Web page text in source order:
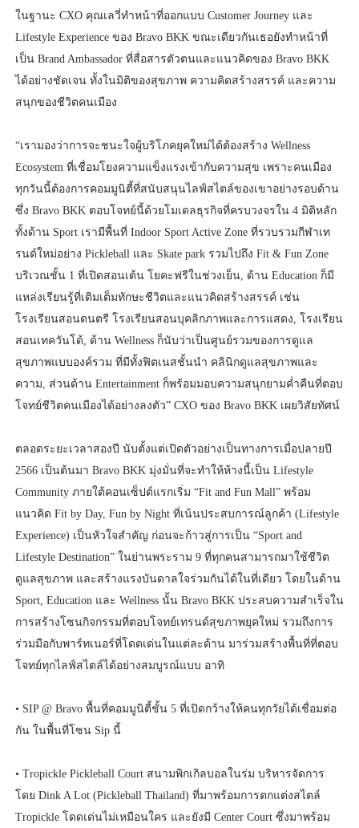
ในฐานะ CXO คุณเลวี่ทำหน้าที่ออกแบบ Customer Journey และ
Lifestyle Experience ของ Bravo BKK ขณะเดียวกันเธอยังทำหน้าที่
เป็น Brand Ambassador ที่สื่อสารตัวตนและแนวคิดของ Bravo BKK
ได้อย่างชัดเจน ทั้งในมิติของสุขภาพ ความคิดสร้างสรรค์ และความ
สนุกของชีวิตคนเมือง
“เรามองว่าการจะชนะใจผู้บริโภคยุคใหม่ได้ต้องสร้าง Wellness
Ecosystem ที่เชื่อมโยงความแข็งแรงเข้ากับความสุข เพราะคนเมือง
ทุกวันนี้ต้องการคอมมูนิตี้ที่สนับสนุนไลฟ์สไตล์ของเขาอย่างรอบด้าน
ซึ่ง Bravo BKK ตอบโจทย์นี้ด้วยโมเดลธุรกิจที่ครบวงจรใน 4 มิติหลัก
ทั้งด้าน Sport เรามีพื้นที่ Indoor Sport Active Zone ที่รวบรวมกีฬาเท
รนด์ใหม่อย่าง Pickleball และ Skate park รวมไปถึง Fit & Fun Zone
บริเวณชั้น 1 ที่เปิดสอนเต้น โยคะฟรีในช่วงเย็น, ด้าน Education ก็มี
แหล่งเรียนรู้ที่เติมเต็มทักษะชีวิตและแนวคิดสร้างสรรค์ เช่น
โรงเรียนสอนดนตรี โรงเรียนสอนบุคลิกภาพและการแสดง, โรงเรียน
สอนเทควันโด้, ด้าน Wellness ก็นับว่าเป็นศูนย์รวมของการดูแล
สุขภาพแบบองค์รวม ที่มีทั้งฟิตเนสชั้นนำ คลินิกดูแลสุขภาพและ
ความ, ส่วนด้าน Entertainment ก็พร้อมมอบความสนุกยามค่ำคืนที่ตอบ
โจทย์ชีวิตคนเมืองได้อย่างลงตัว” CXO ของ Bravo BKK เผยวิสัยทัศน์
ตลอดระยะเวลาสองปี นับตั้งแต่เปิดตัวอย่างเป็นทางการเมื่อปลายปี
2566 เป็นต้นมา Bravo BKK มุ่งมั่นที่จะทำให้ห้างนี้เป็น Lifestyle
Community ภายใต้คอนเซ็ปต์แรกเริ่ม “Fit and Fun Mall” พร้อม
แนวคิด Fit by Day, Fun by Night ที่เน้นประสบการณ์ลูกค้า (Lifestyle
Experience) เป็นหัวใจสำคัญ ก่อนจะก้าวสู่การเป็น “Sport and
Lifestyle Destination” ในย่านพระราม 9 ที่ทุกคนสามารถมาใช้ชีวิต
ดูแลสุขภาพ และสร้างแรงบันดาลใจร่วมกันได้ในที่เดียว โดยในด้าน
Sport, Education และ Wellness นั้น Bravo BKK ประสบความสำเร็จใน
การสร้างโซนกิจกรรมที่ตอบโจทย์เทรนด์สุขภาพยุคใหม่ รวมถึงการ
ร่วมมือกับพาร์ทเนอร์ที่โดดเด่นในแต่ละด้าน มาร่วมสร้างพื้นที่ที่ตอบ
โจทย์ทุกไลฟ์สไตล์ได้อย่างสมบูรณ์แบบ อาทิ
• SIP @ Bravo พื้นที่คอมมูนิตี้ชั้น 5 ที่เปิดกว้างให้คนทุกวัยได้เชื่อมต่อ
กัน ในพื้นที่โซน Sip นี้
• Tropickle Pickleball Court สนามพิกเกิลบอลในร่ม บริหารจัดการ
โดย Dink A Lot (Pickleball Thailand) ที่มาพร้อมการตกแต่งสไตล์
Tropickle โดดเด่นไม่เหมือนใคร และยังมี Center Court ซึ่งมาพร้อม